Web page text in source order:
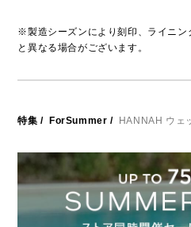
※製造シーズンにより刻印、ライニン
と異なる場合がございます。
特集 / ForSummer / HANNAH ウェ